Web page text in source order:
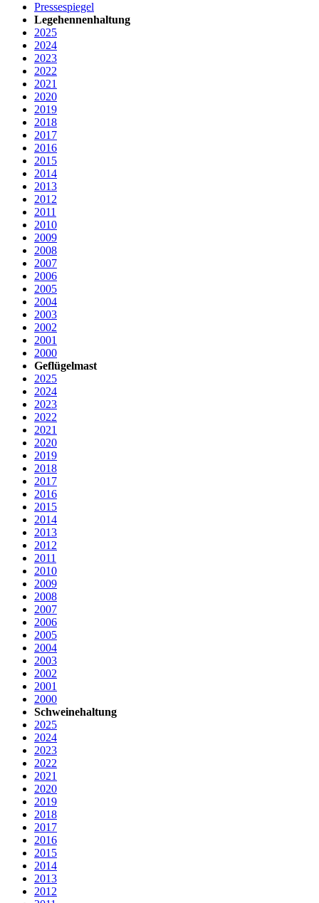
Pressespiegel
Legehennenhaltung
2025
2024
2023
2022
2021
2020
2019
2018
2017
2016
2015
2014
2013
2012
2011
2010
2009
2008
2007
2006
2005
2004
2003
2002
2001
2000
Geflügelmast
2025
2024
2023
2022
2021
2020
2019
2018
2017
2016
2015
2014
2013
2012
2011
2010
2009
2008
2007
2006
2005
2004
2003
2002
2001
2000
Schweinehaltung
2025
2024
2023
2022
2021
2020
2019
2018
2017
2016
2015
2014
2013
2012